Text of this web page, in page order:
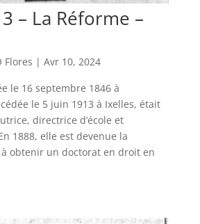
– La Réforme –
Flores | Avr 10, 2024
le 16 septembre 1846 à
le 5 juin 1913 à Ixelles, était
directrice d’école et
1888, elle est devenue la
obtenir un doctorat en droit en